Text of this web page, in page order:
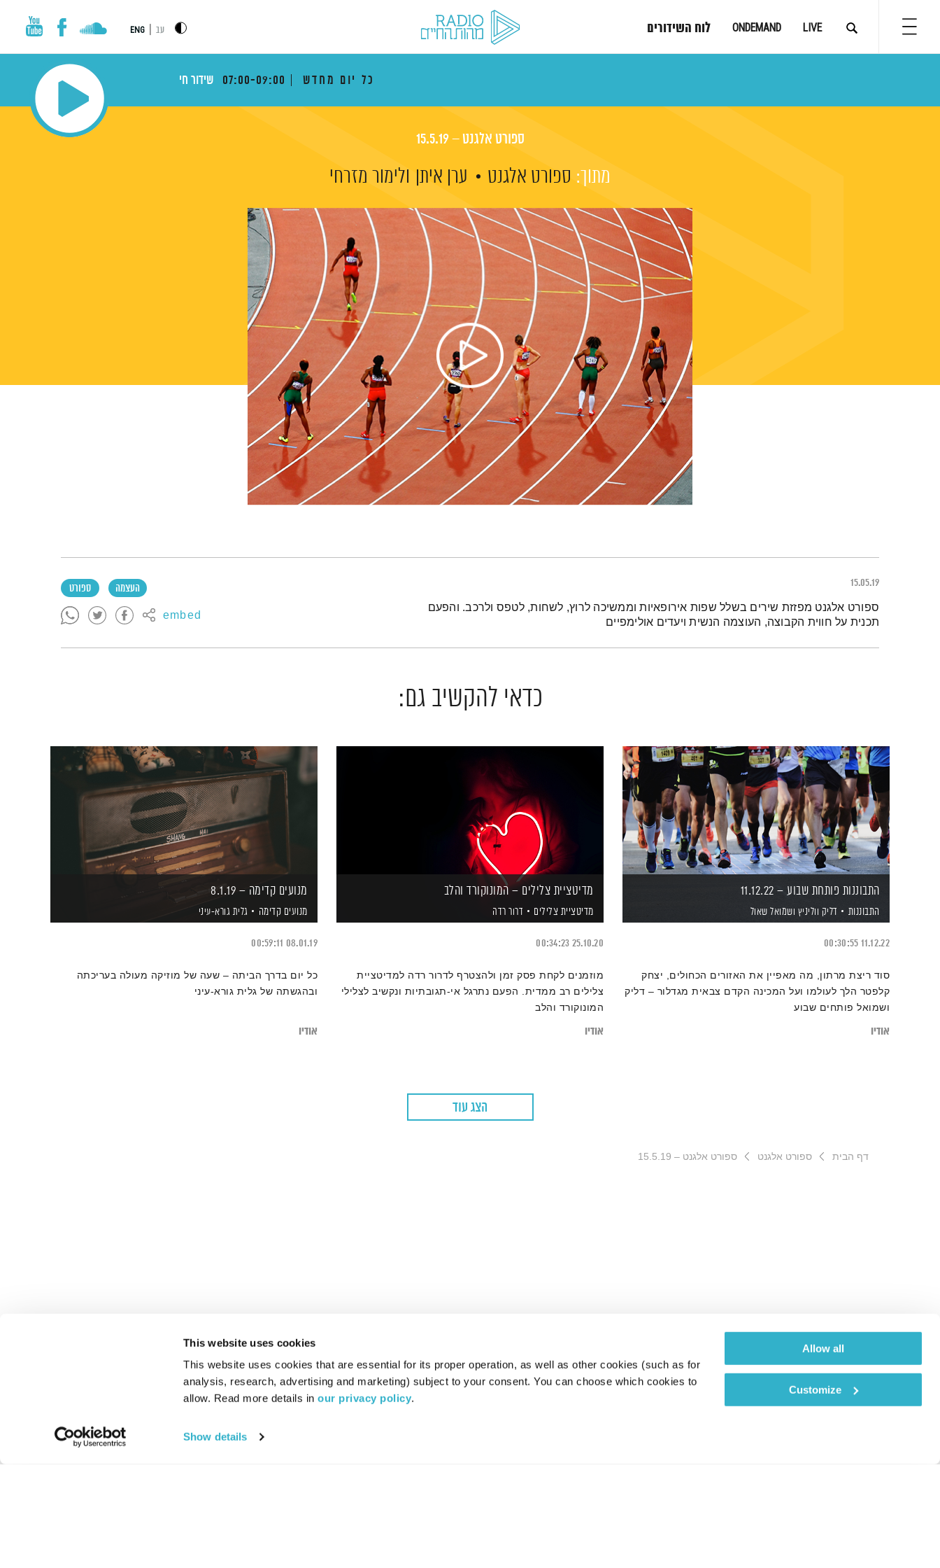
This website uses cookies
This website uses cookies that are essential for its proper operation, as well as other cookies (such as for
analysis, research, advertising and marketing) subject to your consent. You can choose which cookies to
allow. Read more details in our privacy policy.
Show details
Allow all
Customize
LIVE
ONDEMAND לוח השידורים עב ENG
כל יום מחדש 07:00-09:00 שידור חי
ספורט אלגנט – 15.5.19
מתוך: ספורט אלגנט ערן איתן ולימור מזרחי
15.05.19 העצמה ספורט
embed תמצית הפודקאסט
ספורט אלגנט מפזזת שירים בשלל שפות אירופאיות וממשיכה לרוץ, לשחות, לטפס ולרכב. והפעם
תכנית על חווית הקבוצה, העוצמה הנשית ויעדים אולימפיים
כדאי להקשיב גם:
התבוננות פותחת שבוע – 11.12.22
התבוננות דליק ווליניץ ושמואל שאול
11.12.22
00:30:55
סוד ריצת מרתון, מה מאפיין את האזורים הכחולים, יצחק
קלפטר הלך לעולמו ועל המכינה הקדם צבאית מגדלור – דליק
ושמואל פותחים שבוע
אודיו
מדיטציית צלילים – המונוקורד והלב
מדיטציית צלילים דרור רדה
25.10.20
00:34:23
מוזמנים לקחת פסק זמן ולהצטרף לדרור רדה למדיטציית
צלילים רב ממדית. הפעם נתרגל אי-תגובתיות ונקשיב לצלילי
המונוקורד והלב
אודיו
מנועים קדימה – 8.1.19
מנועים קדימה גלית גורא-עיני
08.01.19
00:59:11
כל יום בדרך הביתה – שעה של מוזיקה מעולה בעריכתה
ובהגשתה של גלית גורא-עיני
אודיו
הצג עוד
דף הבית ספורט אלגנט ספורט אלגנט – 15.5.19